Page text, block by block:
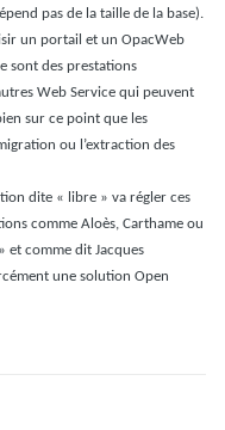
pas de la taille de la base).
un portail et un OpacWeb
sont des prestations
Web Service qui peuvent
sur ce point que les
ou l’extraction des
dite « libre » va régler ces
comme Aloès, Carthame ou
et comme dit Jacques
une solution Open